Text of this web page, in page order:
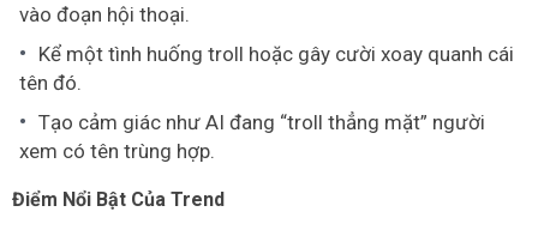
vào đoạn hội thoại.
Kể một tình huống troll hoặc gây cười xoay quanh cái
tên đó.
Tạo cảm giác như AI đang “troll thẳng mặt” người
xem có tên trùng hợp.
Điểm Nổi Bật Của Trend